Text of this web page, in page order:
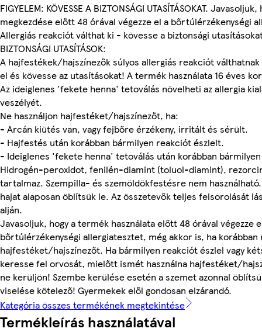
FIGYELEM: KÖVESSE A BIZTONSÁGI UTASÍTÁSOKAT.
megkezdése előtt 48 órával végezze el a bőrtúlérzékenységi
Allergiás reakciót válthat ki - kövesse a biztonsági
BIZTONSÁGI UTASÍTÁSOK:
A hajfestékek/hajszínezők súlyos allergiás reakciót válthatnak
el és kövesse az utasításokat! A termék használata 16 éves
Az ideiglenes 'fekete henna' tetoválás növelheti az allergia
veszélyét.
Ne használjon hajfestéket/hajszínezőt, ha:
- Arcán kiütés van, vagy fejbőre érzékeny, irritált és sérült.
- Hajfestés után korábban bármilyen reakciót észlelt.
- Ideiglenes 'fekete henna' tetoválás után korábban
Hidrogén-peroxidot, fenilén-diamint (toluol-diamint),
tartalmaz. Szempilla- és szemöldökfestésre nem
hajat alaposan öblítsük le. Az összetevők teljes felsorolását
alján.
Javasoljuk, hogy a termék használata előtt 48 órával végezze
bőrtúlérzékenységi allergiatesztet, még akkor is, ha korábban
hajfestéket/hajszínezőt. Ha bármilyen reakciót észlel vagy
keresse fel orvosát, mielőtt ismét használna hajfestéket/
ne kerüljön! Szembe kerülése esetén a szemet azonnal
viselése kötelező! Gyermekek elől gondosan elzárandó.
Kategória összes termékének megtekintése
Termékleírás használatával